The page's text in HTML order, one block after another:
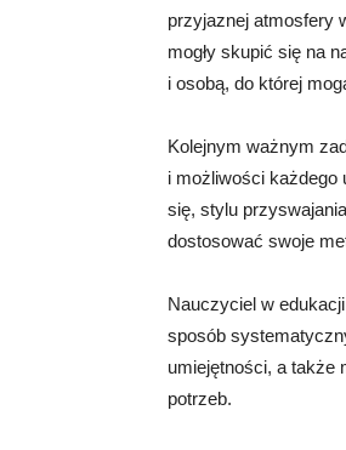
przyjaznej atmosfery
mogły skupić się na
i osobą, do której
Kolejnym ważnym
i możliwości każdego
się, stylu
dostosować swoje
Nauczyciel w
sposób
umiejętności, a także
potrzeb.